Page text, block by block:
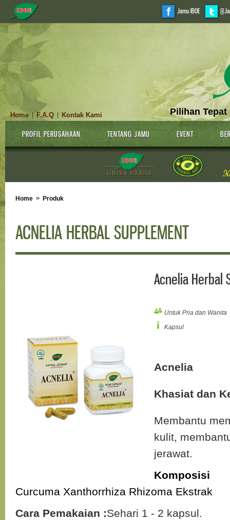
Jamu IBOE
Pilihan Tepat
Home |F.A.Q Kontak Kami
PROFIL PERUSAHAAN TENTANG JAMU EVENT
Home > Produk
ACNELIA HERBAL SUPPLEMENT
Acnelia Herbal
Untuk Pria dan Wanita
Kapsul
Acnelia
Khasiat dan
Membantu
kulit,
jerawat.
Komposisi
Curcuma Xanthorrhiza Rhizoma Ekstrak
Cara Pemakaian :Sehari 1 - 2 kapsul.